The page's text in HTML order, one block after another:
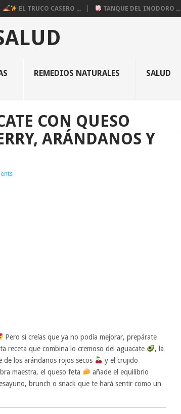
EL TRUCO CASERO ... TANQUE DEL INODORO ...
REMEDIOS NATURALES SALUD
CON QUESO
ARÁNDANOS Y
Pero si creías que ya no podía mejorar, prepárate
receta que combina lo cremoso del aguacate
, la
de los arándanos rojos secos
y el crujido
maestra, el queso feta
añade el equilibrio
brunch o snack que te hará sentir como un